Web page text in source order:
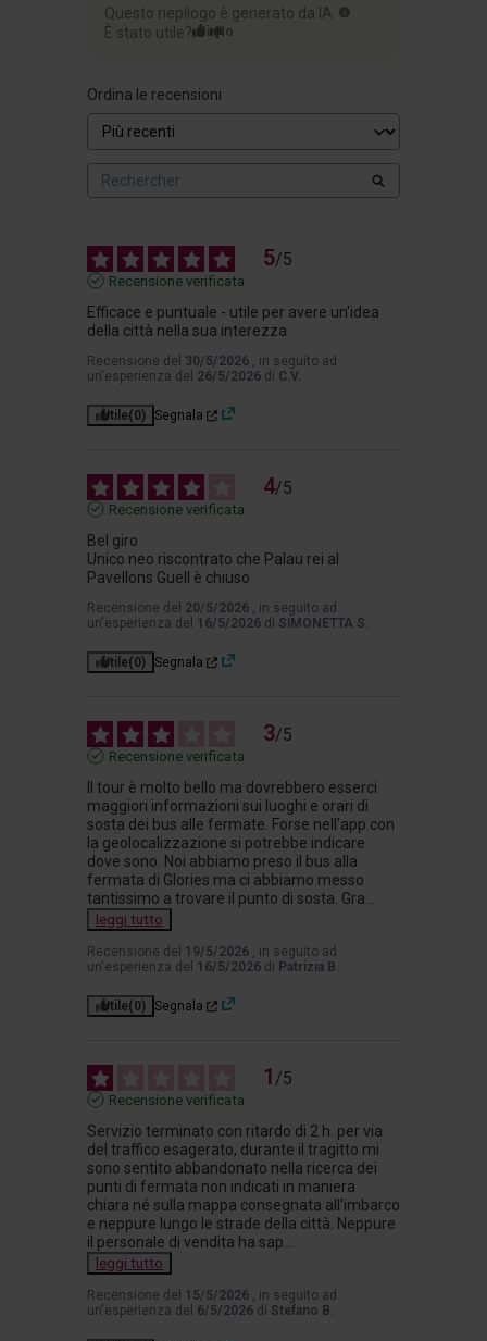
Questo riepilogo è generato da IA
È stato utile? Sì No
Ordina le recensioni
5/5
Recensione verificata
Efficace e puntuale - utile per avere un'idea
della città nella sua interezza
Recensione del 30/5/2026 , in seguito ad
un'esperienza del 26/5/2026 di C.V.
Utile(0) Segnala
4/5
Recensione verificata
Bel giro
Unico neo riscontrato che Palau rei al
Pavellons Guell è chiuso
Recensione del 20/5/2026 , in seguito ad
un'esperienza del 16/5/2026 di SIMONETTA S.
Utile(0) Segnala
3/5
Recensione verificata
Il tour è molto bello ma dovrebbero esserci
maggiori informazioni sui luoghi e orari di
sosta dei bus alle fermate. Forse nell'app con
la geolocalizzazione si potrebbe indicare
dove sono. Noi abbiamo preso il bus alla
fermata di Glories ma ci abbiamo messo
tantissimo a trovare il punto di sosta. Gra
leggi tutto
Recensione del 19/5/2026 , in seguito ad
un'esperienza del 16/5/2026 di Patrizia B.
Utile(0) Segnala
1 /5
Recensione verificata
Servizio terminato con ritardo di 2 h. per via
del traffico esagerato, durante il tragitto mi
sono sentito abbandonato nella ricerca dei
punti di fermata non indicati in maniera
chiara né sulla mappa consegnata all'imbarco
e neppure lungo le strade della città. Neppure
il personale di vendita ha sap
leggi tutto
Recensione del 15/5/2026 , in seguito ad
un'esperienza del 6/5/2026 di Stefano B.